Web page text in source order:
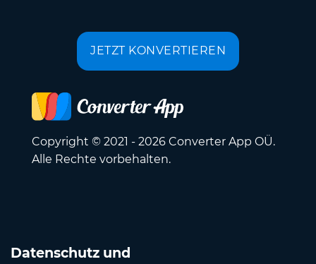
JETZT KONVERTIEREN
Copyright © 2021 - 2026 Converter App OÜ.
Alle Rechte vorbehalten.
Datenschutz und